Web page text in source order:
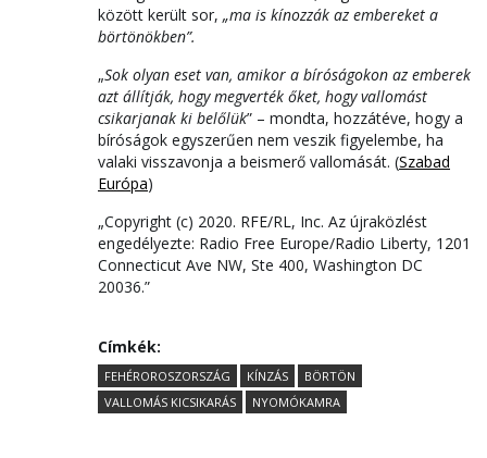
között került sor, „ma is kínozzák az embereket a
börtönökben”.
„Sok olyan eset van, amikor a bíróságokon az emberek
azt állítják, hogy megverték őket, hogy vallomást
csikarjanak ki belőlük” – mondta, hozzátéve, hogy a
bíróságok egyszerűen nem veszik figyelembe, ha
valaki visszavonja a beismerő vallomását. (Szabad
Európa)
„Copyright (c) 2020. RFE/RL, Inc. Az újraközlést
engedélyezte: Radio Free Europe/Radio Liberty, 1201
Connecticut Ave NW, Ste 400, Washington DC
20036.”
Címkék:
FEHÉROROSZORSZÁG KÍNZÁS
BÖRTÖN
VALLOMÁS KICSIKARÁS
NYOMÓKAMRA